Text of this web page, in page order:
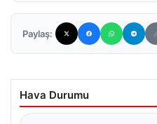
Paylaş:
Hava Durumu